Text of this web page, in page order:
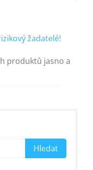
produktů jasno a
Hledat